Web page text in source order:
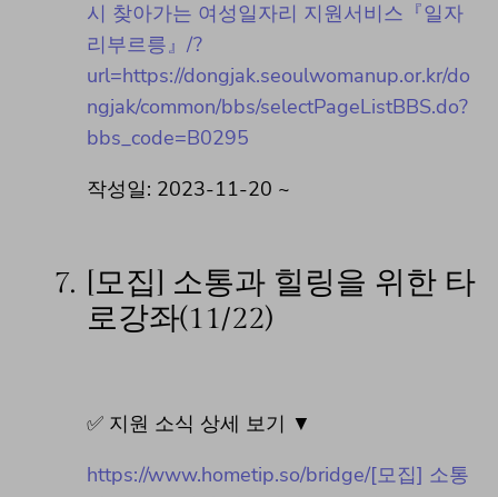
시 찾아가는 여성일자리 지원서비스『일자
리부르릉』/?
url=https://dongjak.seoulwomanup.or.kr/do
ngjak/common/bbs/selectPageListBBS.do?
bbs_code=B0295
작성일: 2023-11-20 ~
7.
[모집] 소통과 힐링을 위한 타
로강좌(11/22)
✅ 지원 소식 상세 보기 ▼
https://www.hometip.so/bridge/[모집] 소통